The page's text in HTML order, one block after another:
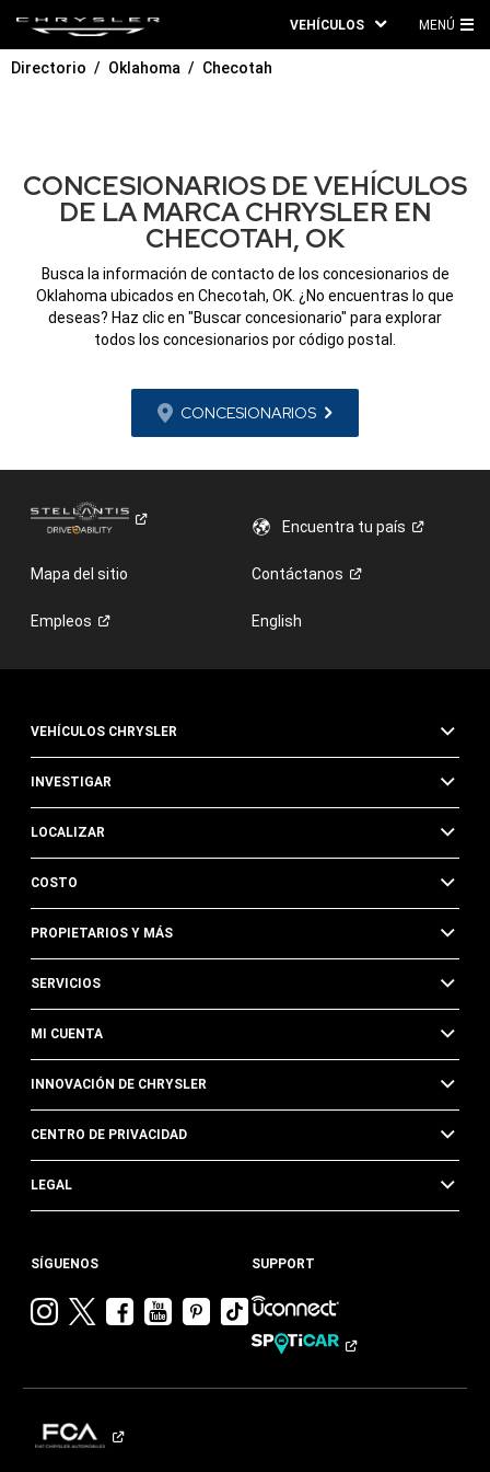
VEHÍCULOS MENÚ
Directorio Oklahoma Checotah
CONCESIONARIOS DE VEHÍCULOS
DE LA MARCA CHRYSLER EN
CHECOTAH, OK
Busca la información de contacto de los concesionarios de
Oklahoma ubicados en Checotah, OK. ¿No encuentras lo que
deseas? Haz clic en "Buscar concesionario" para explorar
todos los concesionarios por código postal.
CONCESIONARIOS
Encuentra tupaís
Mapa del sitio Contáctanos
Empleos English
VEHÍCULOS CHRYSLER
INVESTIGAR
LOCALIZAR
COSTO
PROPIETARIOS Y MÁS
SERVICIOS
MI CUENTA
INNOVACIÓN DE CHRYSLER
CENTRO DE PRIVACIDAD
LEGAL
SÍGUENOS
VisitarVisitarVisitar
Chrysler en
Visitar
Chrysler en
Visitar
Chrysler en
Pinterest
Visita
Chrysler
Tik
SUPPORT